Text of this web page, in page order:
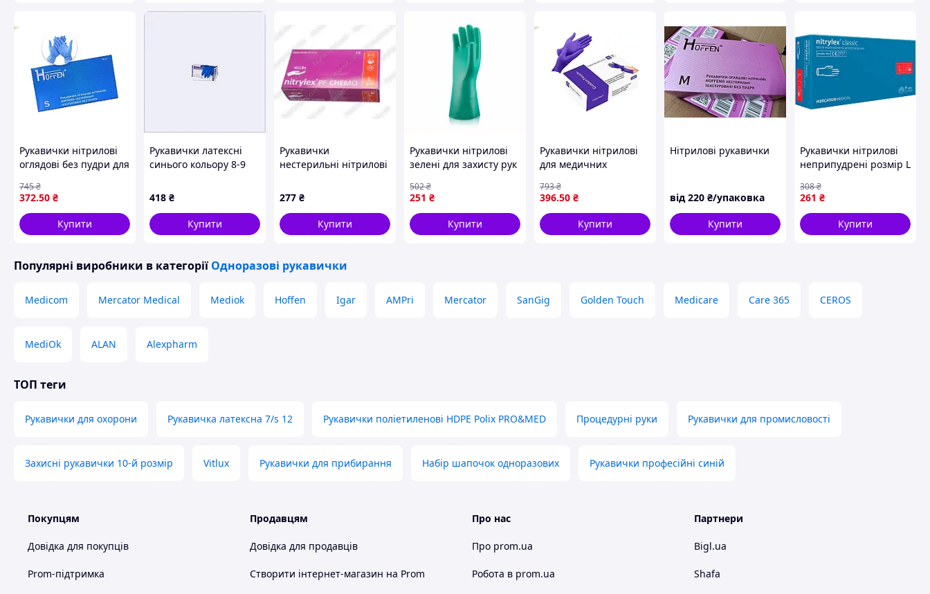
Рукавички нітрилові
оглядові без пудри для
бактерій та хімічних
засобів 50пар S
Блакитні
372.50 ₴
745₴
Купити
Рукавички латексні
синього кольору 8-9
6154X7KC62
418 ₴
Купити
Рукавички
нестерильні нітрилові
захисний засіб для рук
під час ветеринарних
та медичних
процедур.
277 ₴
Купити
Рукавички нітрилові
зелені для захисту рук
токсичних речовин
комфортні та міцні
251 ₴
502₴
Купити
Рукавички нітрилові
для медичних
еластичні захист від
бактерій і вірусів
396.50 ₴
793₴
Купити
Нітрилові рукавички
від 220 ₴/упаковка
Купити
Рукавички нітрилові
неприпудрені розмір L
CLASSIC Blue
261 ₴
308₴
Купити
Популярні виробники в категорії Одноразові рукавички
Medicom Mercator Medical Mediok Hoffen Igar AMPri Mercator SanGig Golden Touch Medicare Care 365 CEROS
MediOk ALAN Alexpharm
ТОП теги
Рукавички для охорони Рукавичка латексна 7/s 12 Рукавички поліетиленові HDPE Polix PRO&MED Процедурні руки Рукавички для промисловості
Захисні рукавички 10-й розмір Vitlux Рукавички для прибирання Набір шапочок одноразових Рукавички професійні синій
Покупцям
Довідка для покупців
Prom-підтримка
Продавцям
Довідка для продавців
Створити інтернет-магазин на Prom
Про нас
Про prom.ua
Робота в prom.ua
Партнери
Bigl.ua
Shafa